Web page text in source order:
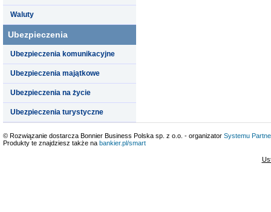
Waluty
Ubezpieczenia
Ubezpieczenia komunikacyjne
Ubezpieczenia majątkowe
Ubezpieczenia na życie
Ubezpieczenia turystyczne
© Rozwiązanie dostarcza Bonnier Business Polska sp. z o.o. - organizator Systemu
Produkty te znajdziesz także na bankier.pl/smart